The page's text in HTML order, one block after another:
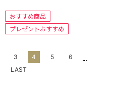
おすすめ商品
プレゼントおすすめ
3 4 5 6 ...
LAST